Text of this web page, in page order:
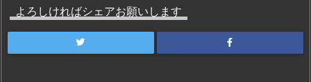
よろしければシェアお願いします